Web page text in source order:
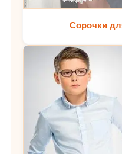
Сорочки